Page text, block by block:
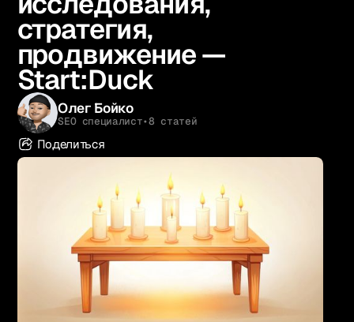
Русский
стратегия,
продвижение —
Start:Duck
Олег Бойко
SEO специалист•8 статей
Поделиться